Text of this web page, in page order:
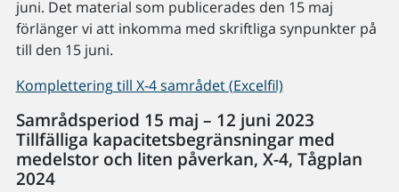
juni. Det material som publicerades den 15 maj
förlänger vi att inkomma med skriftliga synpunkter på
till den 15 juni.
Komplettering till X-4 samrådet (Excelfil)
Samrådsperiod 15 maj – 12 juni 2023
Tillfälliga kapacitetsbegränsningar med
medelstor och liten påverkan, X-4, Tågplan
2024